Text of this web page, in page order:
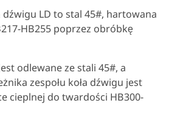
dźwigu LD to stal 45#, hartowana
HB255 poprzez obróbkę
odlewane ze stali 45#, a
zespołu koła dźwigu jest
cieplnej do twardości HB300-